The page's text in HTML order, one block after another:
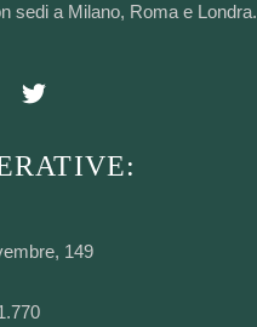
sedi a Milano, Roma e Londra.
149